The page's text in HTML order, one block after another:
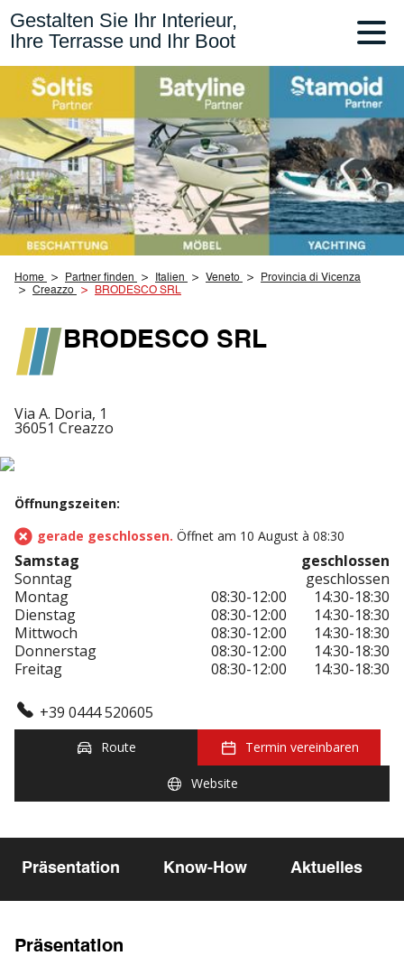
Gestalten Sie Ihr Interieur,
Ihre Terrasse und Ihr Boot
Home Partner finden Italien Veneto
Provincia di Vicenza
Creazzo
BRODESCO SRL
BRODESCO SRL
Via A. Doria, 1
36051 Creazzo
Öffnungszeiten:
gerade geschlossen. Öffnet am 10 August à 08:30
Samstag
geschlossen
Sonntag
geschlossen
Montag
08:30-12:00
14:30-18:30
Dienstag
08:30-12:00
14:30-18:30
Mittwoch
08:30-12:00
14:30-18:30
Donnerstag
08:30-12:00
14:30-18:30
Freitag
08:30-12:00 14:30-18:30
+39 0444 520605
Route Termin vereinbaren
Website
Präsentation Know-How Aktuelles
Präsentation